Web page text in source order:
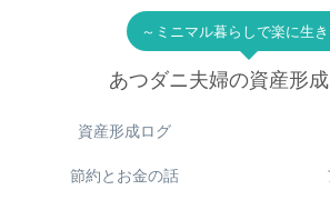
～ミニマル暮らしで楽に生き
あつダニ夫婦の資産形
資産形成ログ
節約とお金の話